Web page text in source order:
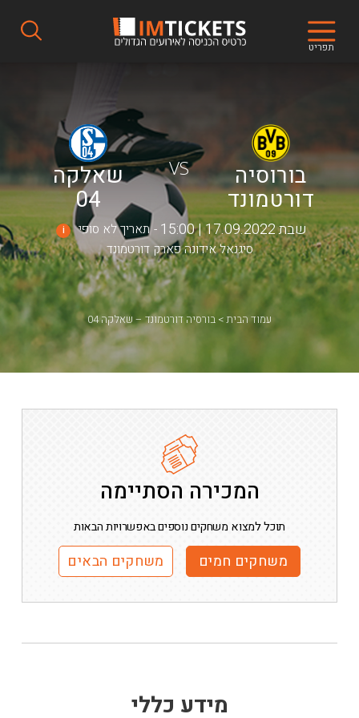
תפריט
בורוסיה
דורטמונד
VS שאלקה
04
שבת 17.09.2022 | 15:00 תאריך לא סופי i
סיגנאל אידונה פארק דורטמונד
בורסיה דורטמונד – שאלקה 04 עמוד הבית
המכירה הסתיימה
תוכל למצוא משחקים נוספים באפשרויות הבאות
משחקים חמים משחקים הבאים
מידע כללי